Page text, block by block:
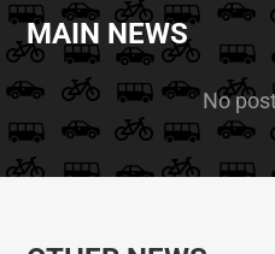
MAIN NEWS
No